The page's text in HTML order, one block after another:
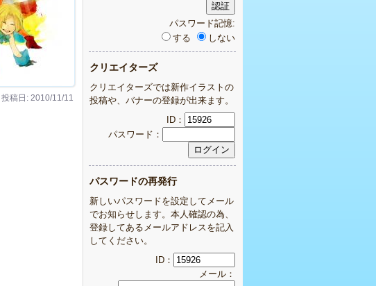
投稿日: 2010/11/11
パスワード記憶:
する
しない
クリエイターズ
クリエイターズでは新作イラストの
投稿や、バナーの登録が出来ます。
ID：
パスワード：
パスワードの再発行
新しいパスワードを設定してメール
でお知らせします。本人確認の為、
登録してあるメールアドレスを記入
してください。
ID：
メール：